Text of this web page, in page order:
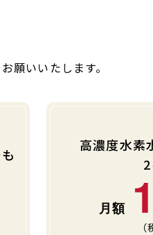
願いいたします。
高濃度水素